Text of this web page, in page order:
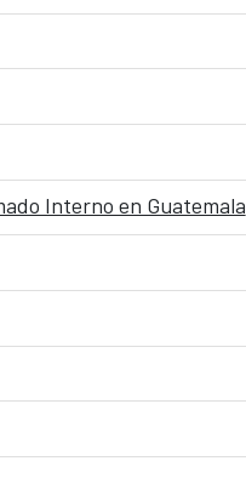
Interno en Guatemala